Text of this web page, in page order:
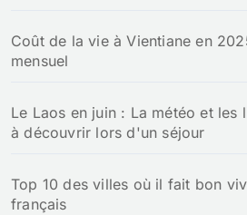
Coût de la vie à Vientiane en
mensuel
Le Laos en juin : La météo et les
à découvrir lors d'un séjour
Top 10 des villes où il fait bon
français